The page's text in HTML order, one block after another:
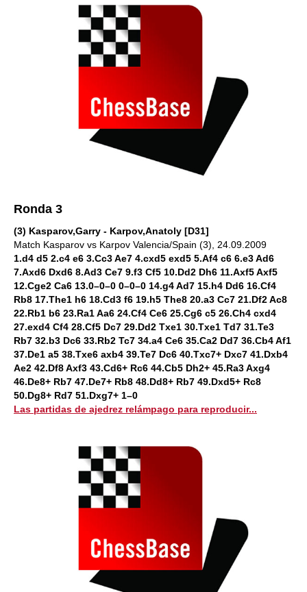
Ronda 3
(3) Kasparov,Garry - Karpov,Anatoly [D31]
Match Kasparov vs Karpov Valencia/Spain (3), 24.09.2009
1.d4 d5 2.c4 e6 3.Cc3 Ae7 4.cxd5 exd5 5.Af4 c6 6.e3 Ad6
7.Axd6 Dxd6 8.Ad3 Ce7 9.f3 Cf5 10.Dd2 Dh6 11.Axf5 Axf5
12.Cge2 Ca6 13.0–0–0 0–0–0 14.g4 Ad7 15.h4 Dd6 16.Cf4
Rb8 17.The1 h6 18.Cd3 f6 19.h5 The8 20.a3 Cc7 21.Df2 Ac8
22.Rb1 b6 23.Ra1 Aa6 24.Cf4 Ce6 25.Cg6 c5 26.Ch4 cxd4
27.exd4 Cf4 28.Cf5 Dc7 29.Dd2 Txe1 30.Txe1 Td7 31.Te3
Rb7 32.b3 Dc6 33.Rb2 Tc7 34.a4 Ce6 35.Ca2 Dd7 36.Cb4 Af1
37.De1 a5 38.Txe6 axb4 39.Te7 Dc6 40.Txc7+ Dxc7 41.Dxb4
Ae2 42.Df8 Axf3 43.Cd6+ Rc6 44.Cb5 Dh2+ 45.Ra3 Axg4
46.De8+ Rb7 47.De7+ Rb8 48.Dd8+ Rb7 49.Dxd5+ Rc8
50.Dg8+ Rd7 51.Dxg7+ 1–0
Las partidas de ajedrez relámpago para reproducir...